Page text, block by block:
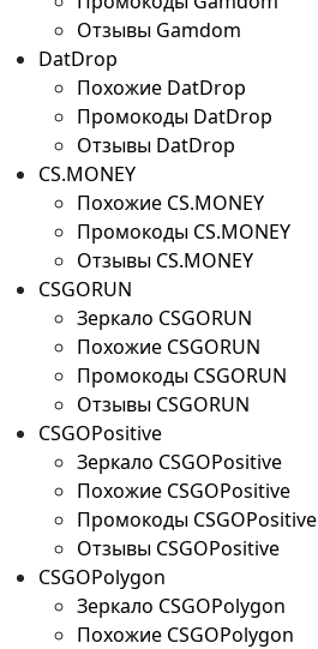
Отзывы Gamdom
DatDrop
Похожие DatDrop
Промокоды DatDrop
Отзывы DatDrop
CS.MONEY
Похожие CS.MONEY
Промокоды CS.MONEY
Отзывы CS.MONEY
CSGORUN
Зеркало CSGORUN
Похожие CSGORUN
Промокоды CSGORUN
Отзывы CSGORUN
CSGOPositive
Зеркало CSGOPositive
Похожие CSGOPositive
Промокоды CSGOPositive
Отзывы CSGOPositive
CSGOPolygon
Зеркало CSGOPolygon
Похожие CSGOPolygon